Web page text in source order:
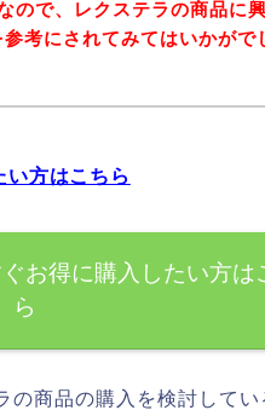
ので、レクステラの商品に
考にされてみてはいかがで
い方はこちら
お得に購入したい方は
ら
の商品の購入を検討して